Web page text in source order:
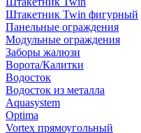
Штакетник Twin фигурный
Панельные ограждения
Модульные ограждения
Заборы жалюзи
Ворота/Калитки
Водосток
Водосток из металла
Aquasystem
Optima
Vortex прямоугольный